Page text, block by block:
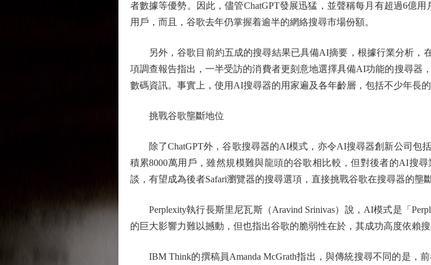
者數據等優勢。因此，儘管ChatGPT發展迅猛，並聲稱每月有超過6億
用戶，而且，谷歌去年仍掌握着逾半的網絡搜尋市場份額。
另外，谷歌目前約五成的搜尋結果已具備AI摘要，根據行業分析，在
項調查報告指出，一半受訪的消費者更刻意地選擇具備AI功能的搜尋器
數碼資訊。事實上，使用AI搜尋器的用家遍及各年齡層，包括不少年長的
挑戰谷歌壟斷地位
除了ChatGPT外，谷歌搜尋器的AI模式，亦令AI搜尋器創新公司包括
積累8000萬用戶，雖然規模難與龍頭的谷歌相比較，但對後者的AI搜
談，有望成為後者Safari瀏覽器的搜尋選項，直接挑戰谷歌在搜尋器的壟斷
Perplexity執行長斯里尼瓦斯（Aravind Srinivas）說，AI模式是「
的巨大影響力難以撼動，但也指出谷歌的脆弱性在於，其成功高度依賴搜
IBM Think的撰稿員Amanda McGrath指出，與傳統搜尋不同的是，